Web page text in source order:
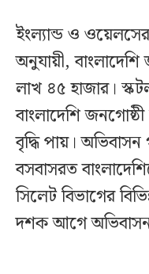
ইংল্যান্ড ও
অনুযায়ী,
লাখ ৪৫ হাজার।
বাংলাদেশি
বৃদ্ধি পায়।
বসবাসরত
সিলেট বিভাগের
দশক আগে